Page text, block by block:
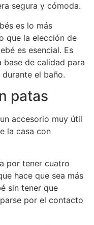
segura y cómoda.
es lo más
que la elección de
es esencial. Es
de calidad para
el baño.
patas
accesorio muy útil
la casa con
por tener cuatro
hace que sea más
sin tener que
por el contacto